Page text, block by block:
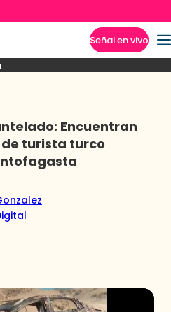
Señal en vivo
PolicialPolíticaEspectáculo
Encuentran
turista turco